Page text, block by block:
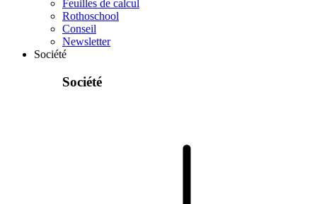
Feuilles de calcul
Rothoschool
Conseil
Newsletter
Société
Société